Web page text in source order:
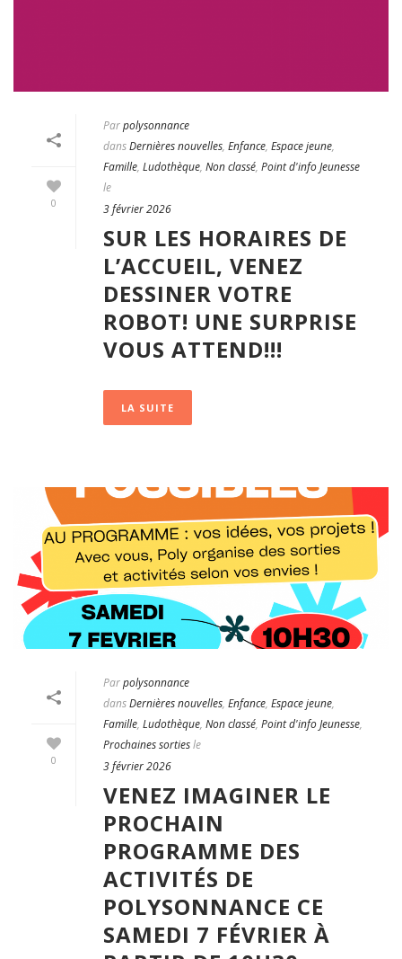
0
Parpolysonnance
dansDernières nouvelles, Enfance, Espace jeune,
Famille, Ludothèque, Non classé, Point d'info Jeunesse
le
3 février 2026
SUR LES HORAIRES DE
L’ACCUEIL, VENEZ
DESSINER VOTRE
ROBOT! UNE SURPRISE
VOUS ATTEND!!!
LA SUITE
0
Parpolysonnance
dansDernières nouvelles, Enfance, Espace jeune,
Famille, Ludothèque, Non classé, Point d'info Jeunesse,
Prochaines sortiesle
3 février 2026
VENEZ IMAGINER LE
PROCHAIN
PROGRAMME DES
ACTIVITÉS DE
POLYSONNANCE CE
SAMEDI 7 FÉVRIER À